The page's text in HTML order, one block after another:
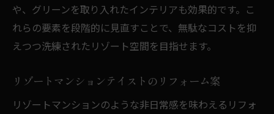
や、グリーンを取り入れたインテリアも効果的です。こ
れらの要素を段階的に見直すことで、無駄なコストを抑
えつつ洗練されたリゾート空間を目指せます。
リゾートマンションテイストのリフォーム案
リゾートマンションのような非日常感を味わえるリフォ